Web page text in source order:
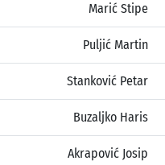
Marić Stipe
Puljić Martin
Stanković Petar
Buzaljko Haris
Akrapović Josip